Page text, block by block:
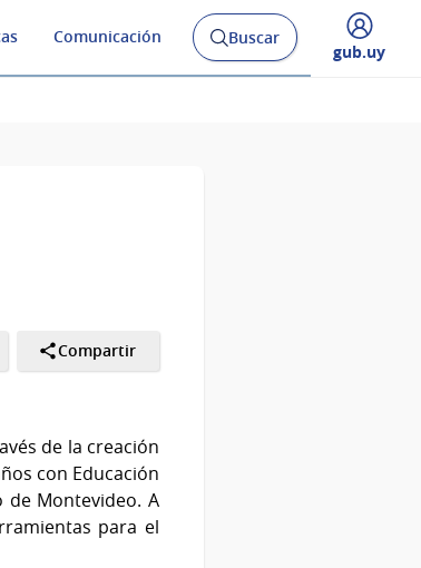
Comunicación
Abrir
buscador
Buscar
Desplegar
gub.uy
Compartir
de la creación
con Educación
de Montevideo. A
para el